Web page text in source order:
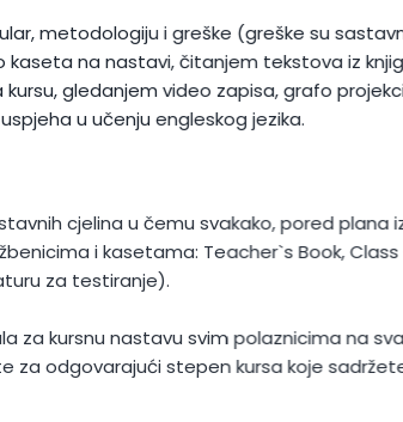
metodologiju i greške (greške su
na nastavi, čitanjem tekstova iz
gledanjem video zapisa, grafo
u učenju engleskog jezika.
u čemu svakako, pored plana iz
i kasetama: Teacher`s Book, Class
nastavu svim polaznicima na svakom
stepen kursa koje sadržete